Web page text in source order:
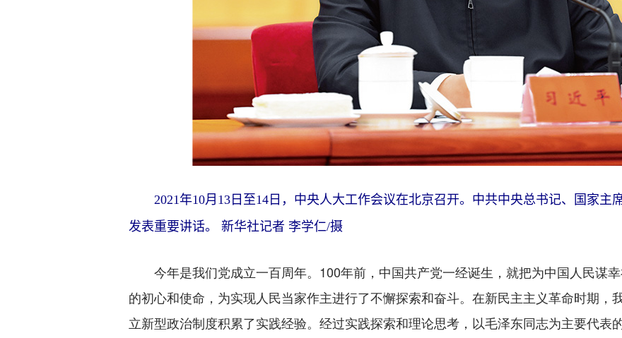
2021年10月13日至14日，中央人大工作会议在北京召开。中共中央总书记、国家主
发表重要讲话。 新华社记者 李学仁/摄
今年是我们党成立一百周年。100年前，中国共产党一经诞生，就把为中国人民谋
的初心和使命，为实现人民当家作主进行了不懈探索和奋斗。在新民主主义革命时期，
立新型政治制度积累了实践经验。经过实践探索和理论思考，以毛泽东同志为主要代表